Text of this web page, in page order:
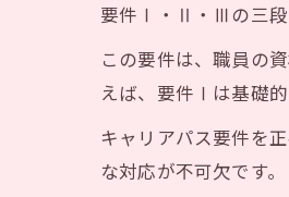
要件Ⅰ・Ⅱ・Ⅲの三段
この要件は、職員の
えば、要件Ⅰは基礎
キャリアパス要件を
な対応が不可欠です。